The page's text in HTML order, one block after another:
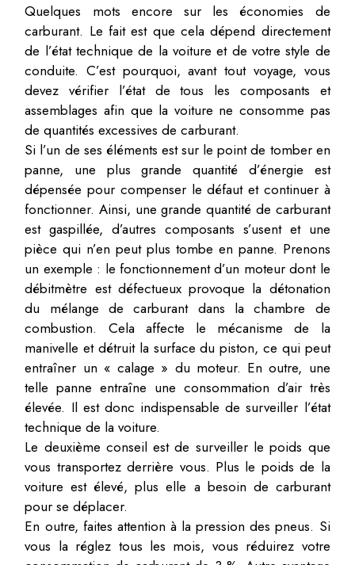
Quelques mots encore sur les économies de
carburant. Le fait est que cela dépend directement
de l’état technique de la voiture et de votre style de
conduite. C’est pourquoi, avant tout voyage, vous
devez vérifier l’état de tous les composants et
assemblages afin que la voiture ne consomme pas
de quantités excessives de carburant.
Si l’un de ses éléments est sur le point de tomber en
panne, une plus grande quantité d’énergie est
dépensée pour compenser le défaut et continuer à
fonctionner. Ainsi, une grande quantité de carburant
est gaspillée, d’autres composants s’usent et une
pièce qui n’en peut plus tombe en panne. Prenons
un exemple : le fonctionnement d’un moteur dont le
débitmètre est défectueux provoque la détonation
du mélange de carburant dans la chambre de
combustion. Cela affecte le mécanisme de la
manivelle et détruit la surface du piston, ce qui peut
entraîner un « calage » du moteur. En outre, une
telle panne entraîne une consommation d’air très
élevée. Il est donc indispensable de surveiller l’état
technique de la voiture.
Le deuxième conseil est de surveiller le poids que
vous transportez derrière vous. Plus le poids de la
voiture est élevé, plus elle a besoin de carburant
pour se déplacer.
En outre, faites attention à la pression des pneus. Si
vous la réglez tous les mois, vous réduirez votre